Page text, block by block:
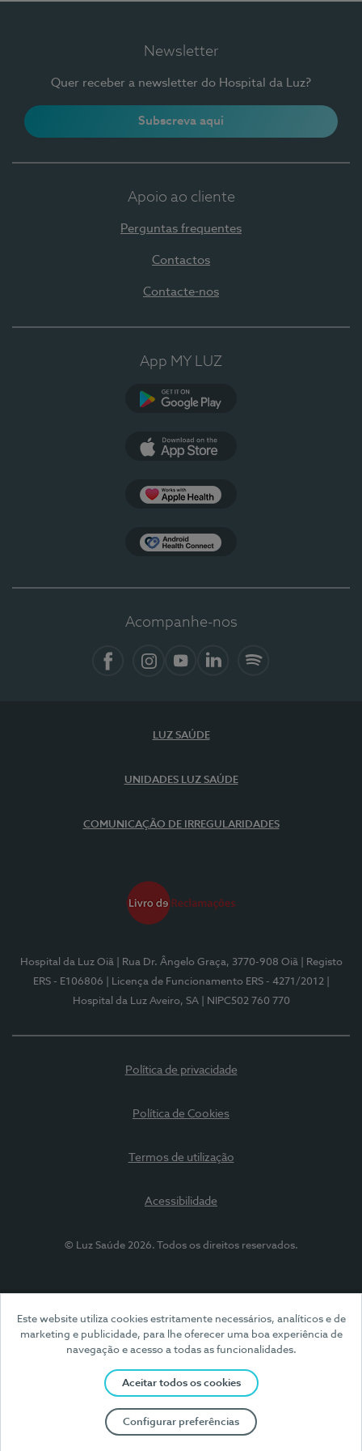
Este website utiliza cookies estritamente necessários, analíticos e de
marketing e publicidade, para lhe oferecer uma boa experiência de
navegação e acesso a todas as funcionalidades.
Aceitar todos os cookies
Configurar preferências
Newsletter
Quer receber a newsletter do Hospital da Luz?
Subscreva aqui
Apoio ao cliente
Perguntas frequentes
Contactos
Contacte-nos
App MY LUZ
Acompanhe-nos
LUZ SAÚDE
UNIDADES LUZ SAÚDE
COMUNICAÇÃO DE IRREGULARIDADES
Hospital da Luz Oiã | Rua Dr. Ângelo Graça, 3770-908 Oiã
| Registo
ERS - E106806
| Licença de Funcionamento ERS - 4271/2012
Hospital da Luz Aveiro, SA
| NIPC502 760 770
Política de privacidade
Política de Cookies
Termos de utilização
Acessibilidade
© Luz Saúde 2026. Todos os direitos reservados.